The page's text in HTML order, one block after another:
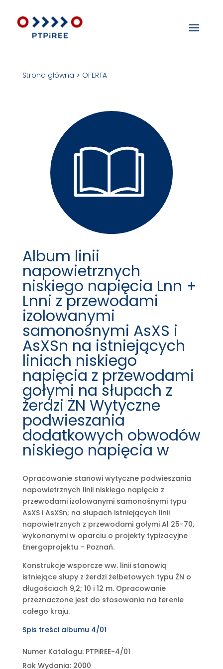
Strona główna > OFERTA
Album linii
napowietrznych
niskiego napięcia Lnn +
Lnni z przewodami
izolowanymi
samonośnymi AsXS i
AsXSn na istniejących
liniach niskiego
napięcia z przewodami
gołymi na słupach z
żerdzi ŻN Wytyczne
podwieszania
dodatkowych obwodów
niskiego napięcia w
Opracowanie stanowi wytyczne podwieszania
napowietrznych linii niskiego napięcia z
przewodami izolowanymi samonośnymi typu
AsXS i AsXSn; na słupach istniejących linii
napowietrznych z przewodami gołymi Al 25-70,
wykonanymi w oparciu o projekty typizacyjne
Energoprojektu – Poznań.
Konstrukcje wsporcze ww. linii stanowią
istniejące słupy z żerdzi żelbetowych typu ŻN o
długościach 9,2; 10 i 12 m. Opracowanie
przeznaczone jest do stosowania na terenie
całego kraju.
Spis treści albumu 4/01
Numer Katalogu: PTPiREE-4/01
Rok Wydania: 2000